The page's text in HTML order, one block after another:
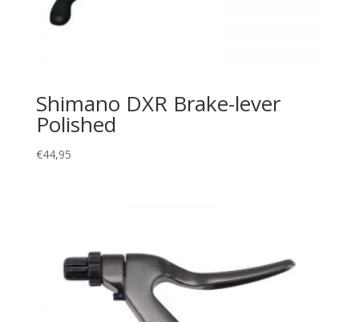
Shimano DXR Brake-lever
Polished
€44,95